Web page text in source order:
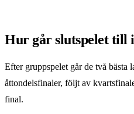
Hur går slutspelet till
Efter gruppspelet går de två bästa
åttondelsfinaler, följt av
final.